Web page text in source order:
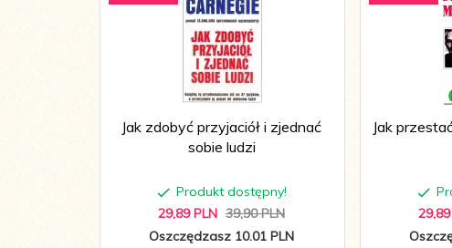
Jak zdobyć przyjaciół i zjednać
sobie ludzi
Produkt dostępny!
29,89 PLN 39,90 PLN
Oszczędzasz 10.01 PLN
Jak
29,89